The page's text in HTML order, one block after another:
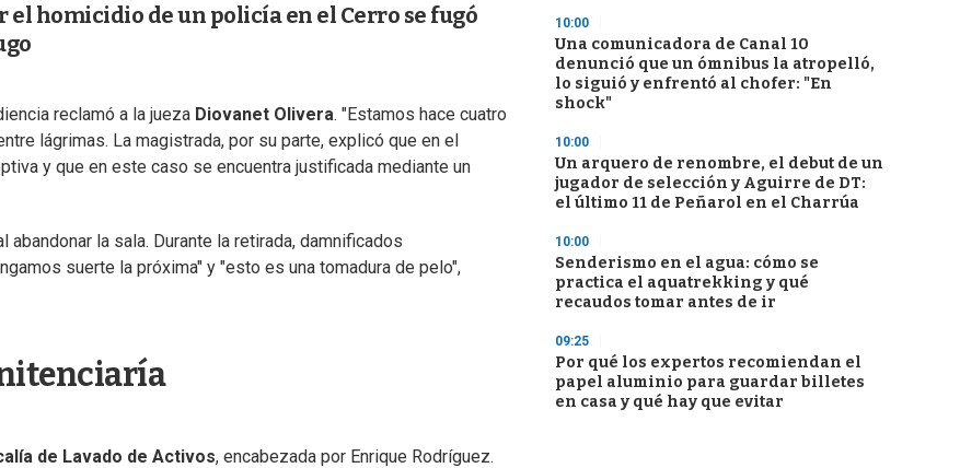
homicidio de un policía en el Cerro se fugó
reclamó a la jueza Diovanet Olivera. "Estamos hace cuatro
lágrimas. La magistrada, por su parte, explicó que en el
y que en este caso se encuentra justificada mediante un
la sala. Durante la retirada, damnificados
suerte la próxima" y "esto es una tomadura de pelo",
de Lavado de Activos, encabezada por Enrique Rodríguez.
10:00
Una comunicadora de Canal 10
denunció que un ómnibus la atropelló,
lo siguió y enfrentó al chofer: "En
shock"
10:00
Un arquero de renombre, el debut de un
jugador de selección y Aguirre de DT:
el último 11 de Peñarol en el Charrúa
10:00
Senderismo en el agua: cómo se
practica el aquatrekking y qué
recaudos tomar antes de ir
09:25
Por qué los expertos recomiendan el
papel aluminio para guardar billetes
en casa y qué hay que evitar